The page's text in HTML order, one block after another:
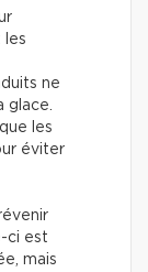
les
ne
glace.
les
éviter
ci est
mais